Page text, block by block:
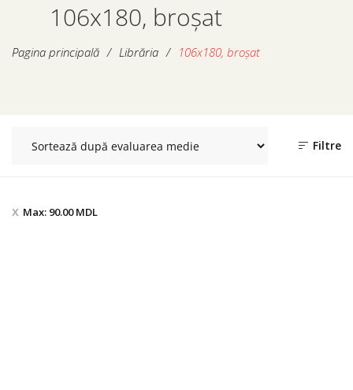
106x180, broșat
Pagina principală / Librăria / 106x180, broșat
Filtre
Max: 90.00MDL